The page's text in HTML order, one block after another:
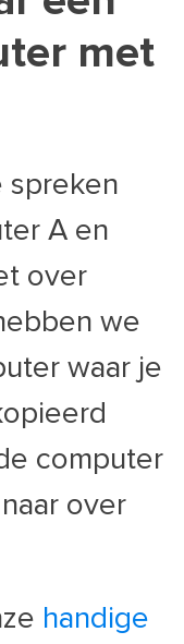
met
spreken
A en
over
we
waar je
computer
over
handige